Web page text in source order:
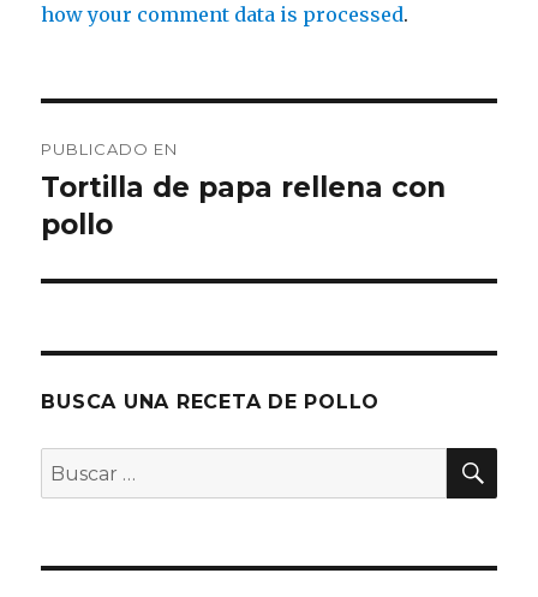
how your comment data is processed.
de
entradas
PUBLICADO EN
Tortilla de papa rellena con
pollo
BUSCA UNA RECETA DE POLLO
Buscar
por: